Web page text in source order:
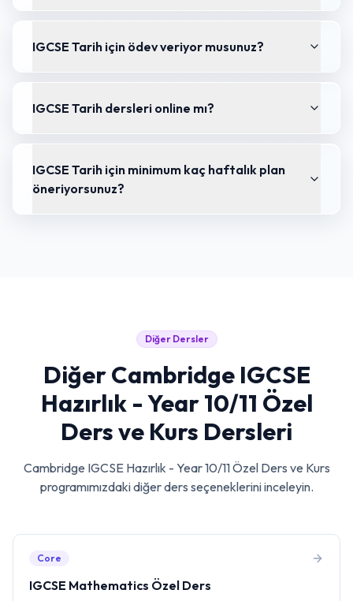
IGCSE Tarih için ödev veriyor musunuz?
IGCSE Tarih dersleri online mı?
IGCSE Tarih için minimum kaç haftalık plan
öneriyorsunuz?
Diğer Dersler
DiğerCambridge IGCSE
Hazırlık - Year 10/11 Özel
Ders ve Kurs Dersleri
Cambridge IGCSE Hazırlık - Year 10/11 Özel Ders ve Kurs
programımızdaki diğer ders seçeneklerini inceleyin.
Core
IGCSE Mathematics Özel Ders